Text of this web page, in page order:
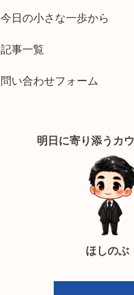
今日の小さな一歩から
記事一覧
問い合わせフォーム
明日に寄り添うカ
ほしのぶ